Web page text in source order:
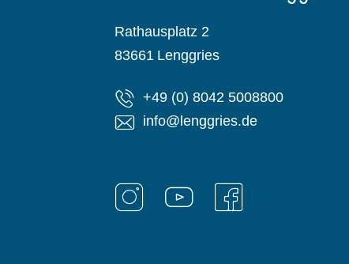
Rathausplatz 2
83661 Lenggries
+49 (0) 8042 5008800
info@lenggries.de